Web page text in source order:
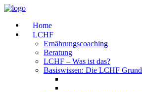
Home
LCHF
Ernährungscoaching
Beratung
LCHF – Was ist das?
Basiswissen: Die LCHF